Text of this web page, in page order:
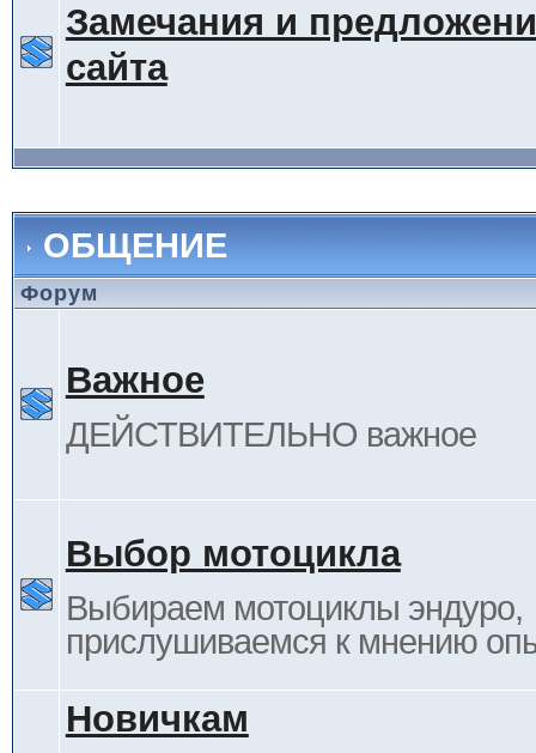
Замечания и
сайта
ОБЩЕНИЕ
Форум
Важное
ДЕЙСТВИТЕЛЬНО важное
Выбор мотоцикла
Выбираем мотоциклы эндуро,
прислушиваемся к мнению
Новичкам